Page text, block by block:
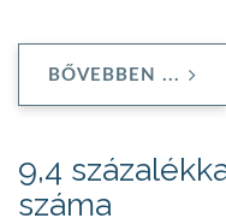
BŐVEBBEN ...
9,4
száma